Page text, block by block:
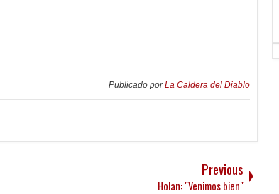
Publicado porLa Caldera del Diablo
Previous
Holan: "Venimos bien"